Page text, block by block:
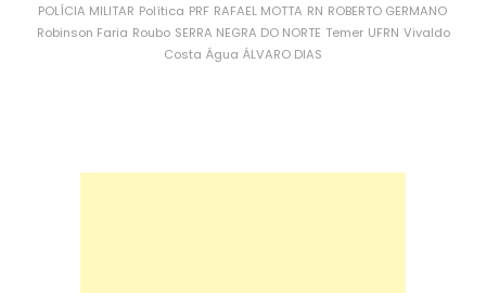
POLÍCIA MILITAR Política PRF RAFAEL MOTTA RN ROBERTO GERMANO
Robinson Faria Roubo SERRA NEGRA DO NORTE Temer UFRN Vivaldo
Costa Água ÁLVARO DIAS